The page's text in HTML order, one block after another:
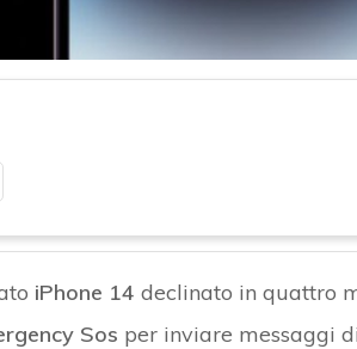
iPhone 14 declinato in quattro
Sos per inviare messaggi di